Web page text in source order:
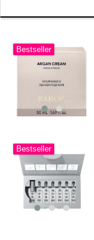
Bestseller
Bestseller